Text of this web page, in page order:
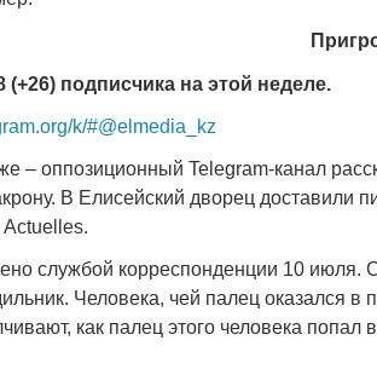
(+26) подписчика на этой неделе.
k/#@elmedia_kz
– оппозиционный Telegram-канал
В Елисейский дворец доставили
службой корреспонденции 10 июля.
Человека, чей палец оказался
как палец этого человека